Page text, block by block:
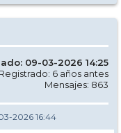
09-03-2026 14:25
Registrado: 6 años antes
Mensajes: 863
2026 16:44